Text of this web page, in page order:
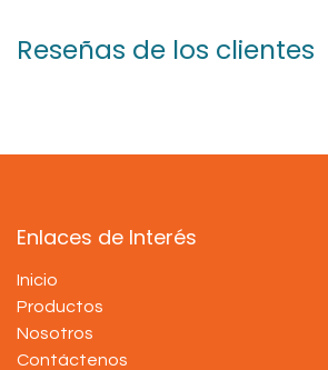
Reseñas de los clientes
Enlaces de Interés
Inicio
Productos
Nosotros
Contáctenos